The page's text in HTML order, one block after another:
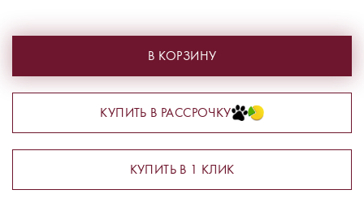
В КОРЗИНУ
КУПИТЬ В РАССРОЧКУ
КУПИТЬ В 1 КЛИК